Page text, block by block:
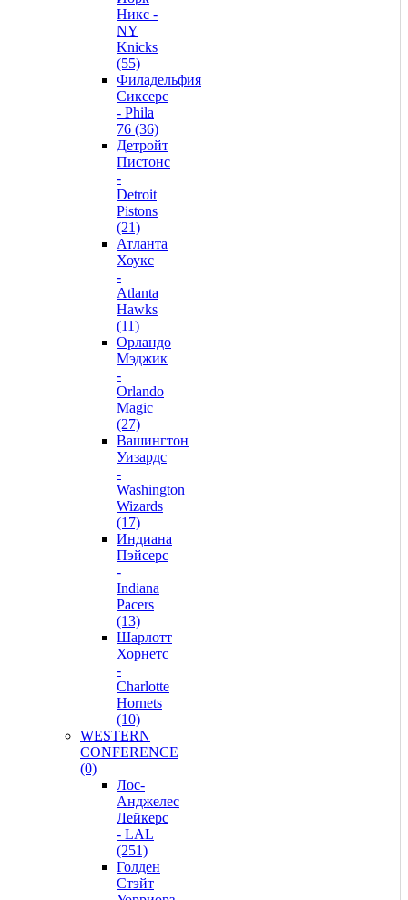
Никс -
NY
Knicks
(55)
Филадельфия
Сиксерс
- Phila
76 (36)
Детройт
Пистонс
-
Detroit
Pistons
(21)
Атланта
Хоукс
-
Atlanta
Hawks
(11)
Орландо
Мэджик
-
Orlando
Magic
(27)
Вашингтон
Уизардс
-
Washington
Wizards
(17)
Индиана
Пэйсерс
-
Indiana
Pacers
(13)
Шарлотт
Хорнетс
-
Charlotte
Hornets
(10)
WESTERN
CONFERENCE
(0)
Лос-
Анджелес
Лейкерс
- LAL
(251)
Голден
Стэйт